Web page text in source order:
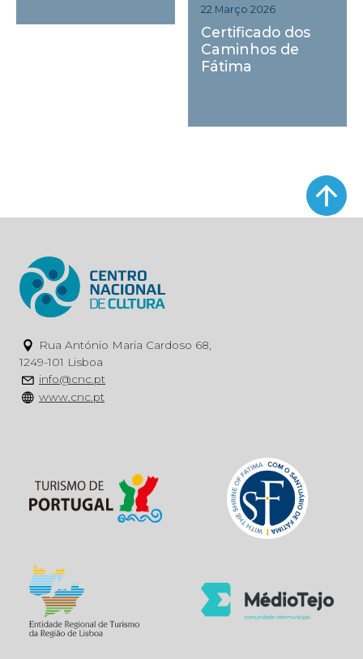
22 Março 2026
Certificado dos
Caminhos de
Fátima
Rua António Maria Cardoso 68,
1249-101 Lisboa
info@cnc.pt
www.cnc.pt